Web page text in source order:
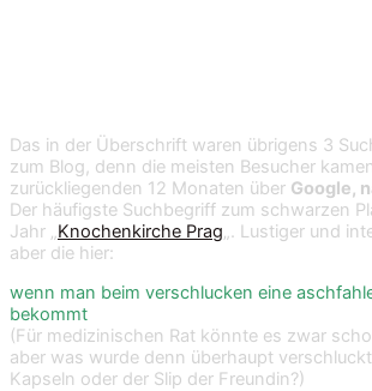
Das in der Überschrift waren übrigens 3
zum Blog, denn die meisten Besucher
zurückliegenden 12 Monaten über Google,
Der häufigste Suchbegriff zum schwarzen
Jahr „Knochenkirche Prag„. Lustiger und
aber die hier:
wenn man beim verschlucken eine
bekommt
(Für medizinischen Rat könnte es zwar
aber was wurde denn überhaupt
Kapseln oder der Slip der Freundin?)